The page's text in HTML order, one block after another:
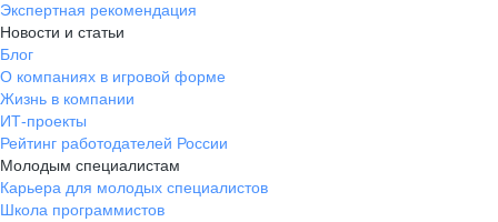
Экспертная рекомендация
Новости и статьи
Блог
О компаниях в игровой форме
Жизнь в компании
ИТ-проекты
Рейтинг работодателей России
Молодым специалистам
Карьера для молодых специалистов
Школа программистов